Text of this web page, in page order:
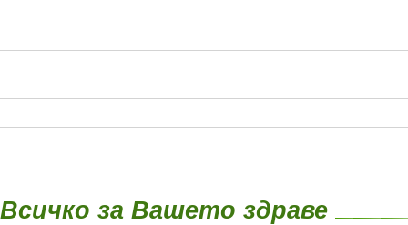
Всичко за Вашето здраве